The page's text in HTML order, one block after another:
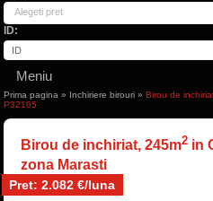
Alegeti pret
ID:
Meniu
Prima pagina » Inchiriere birouri » Birou de
P32105
Birou de inchiriat, 245m2in
zona Marasti
Pret: 2.082 €/luna